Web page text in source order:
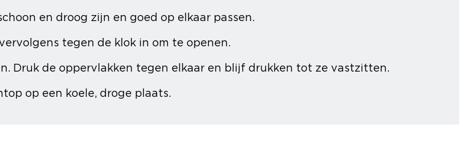
en droog zijn en goed op elkaar passen.
tegen de klok in om te openen.
Druk de oppervlakken tegen elkaar en blijf drukken tot ze vastzitten.
op een koele, droge plaats.